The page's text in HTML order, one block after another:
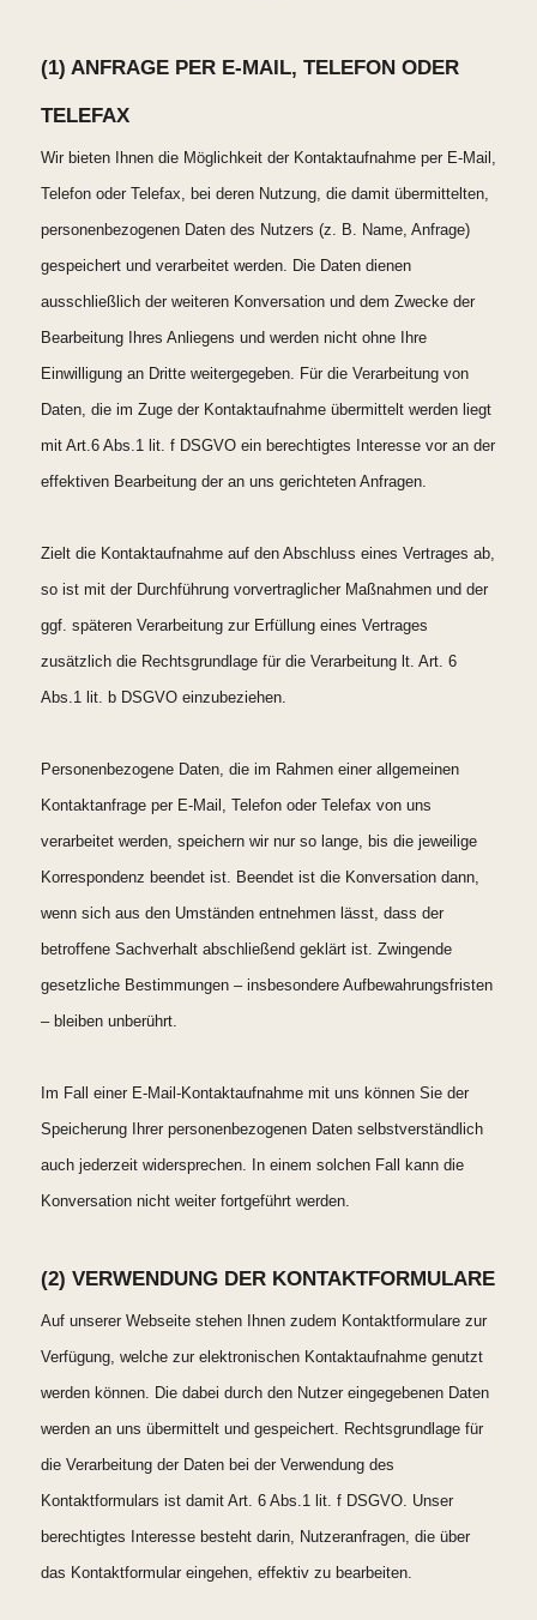
(1) ANFRAGE PER E-MAIL, TELEFON ODER
TELEFAX
Wir bieten Ihnen die Möglichkeit der Kontaktaufnahme per E-Mail,
Telefon oder Telefax, bei deren Nutzung, die damit übermittelten,
personenbezogenen Daten des Nutzers (z. B. Name, Anfrage)
gespeichert und verarbeitet werden. Die Daten dienen
ausschließlich der weiteren Konversation und dem Zwecke der
Bearbeitung Ihres Anliegens und werden nicht ohne Ihre
Einwilligung an Dritte weitergegeben. Für die Verarbeitung von
Daten, die im Zuge der Kontaktaufnahme übermittelt werden liegt
mit Art.6 Abs.1 lit. f DSGVO ein berechtigtes Interesse vor an der
effektiven Bearbeitung der an uns gerichteten Anfragen.
Zielt die Kontaktaufnahme auf den Abschluss eines Vertrages ab,
so ist mit der Durchführung vorvertraglicher Maßnahmen und der
ggf. späteren Verarbeitung zur Erfüllung eines Vertrages
zusätzlich die Rechtsgrundlage für die Verarbeitung lt. Art. 6
Abs.1 lit. b DSGVO einzubeziehen.
Personenbezogene Daten, die im Rahmen einer allgemeinen
Kontaktanfrage per E-Mail, Telefon oder Telefax von uns
verarbeitet werden, speichern wir nur so lange, bis die jeweilige
Korrespondenz beendet ist. Beendet ist die Konversation dann,
wenn sich aus den Umständen entnehmen lässt, dass der
betroffene Sachverhalt abschließend geklärt ist. Zwingende
gesetzliche Bestimmungen – insbesondere Aufbewahrungsfristen
– bleiben unberührt.
Im Fall einer E-Mail-Kontaktaufnahme mit uns können Sie der
Speicherung Ihrer personenbezogenen Daten selbstverständlich
auch jederzeit widersprechen. In einem solchen Fall kann die
Konversation nicht weiter fortgeführt werden.
(2) VERWENDUNG DER KONTAKTFORMULARE
Auf unserer Webseite stehen Ihnen zudem Kontaktformulare zur
Verfügung, welche zur elektronischen Kontaktaufnahme genutzt
werden können. Die dabei durch den Nutzer eingegebenen Daten
werden an uns übermittelt und gespeichert. Rechtsgrundlage für
die Verarbeitung der Daten bei der Verwendung des
Kontaktformulars ist damit Art. 6 Abs.1 lit. f DSGVO. Unser
berechtigtes Interesse besteht darin, Nutzeranfragen, die über
das Kontaktformular eingehen, effektiv zu bearbeiten.